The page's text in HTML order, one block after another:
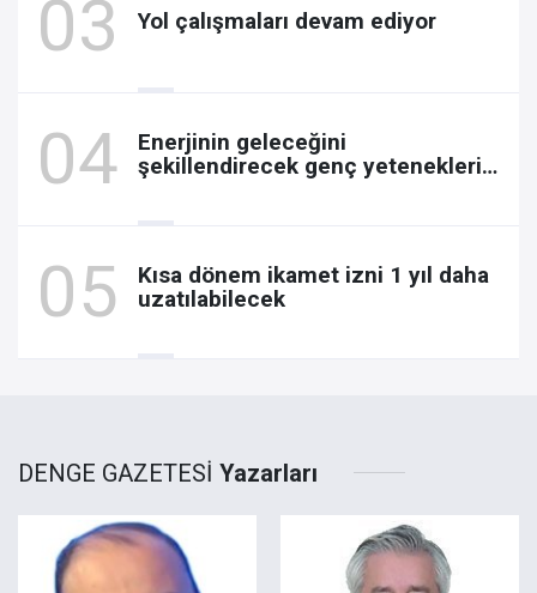
Yol çalışmaları devam ediyor
Enerjinin geleceğini
şekillendirecek genç yetenekleri
Kısa dönem ikamet izni 1 yıl daha
uzatılabilecek
DENGE GAZETESİ Yazarları